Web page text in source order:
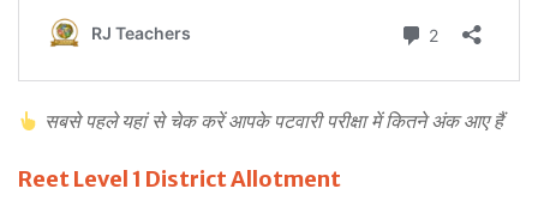
सबसे पहले यहां से चेक करें आपके पटवारी परीक्षा में कितने अंक आए हैं
Reet Level 1 District Allotment